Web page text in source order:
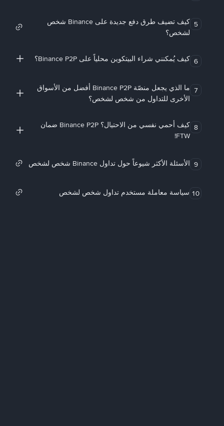
5
كيف تضيف طرق دفع جديدة على Binance شخص
لشخص؟
6 كيف يُمكنني شراء البيتكوين محلياً على Binance P2P؟
7
ما الذي يجعل منصّة Binance P2P أفضل من الأسواق
الأخرى للتداول من شخص لشخص؟
8
كيف أحمي نفسي من الاحتيال؟ Binance P2P ضمان
FTW!
9 الأسئلة الأكثر شيوعاً حول تداول Binance شخص لشخص
10 سياسة معاملة مستخدم تداول شخص لشخص